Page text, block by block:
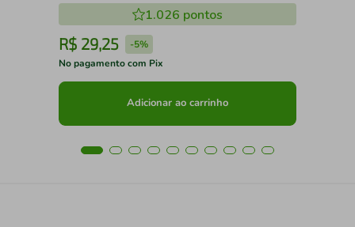
1.026 pontos
R$ 29,25 -5%
No pagamento com Pix
Adicionar ao carrinho